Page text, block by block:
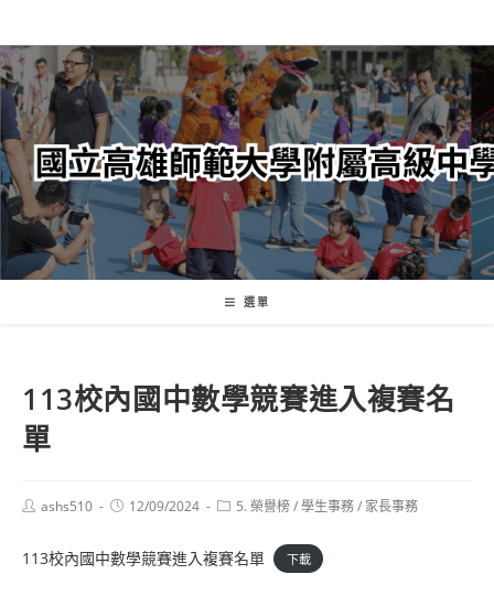
轉
至
主
內
容
選單
113校內國中數學競賽進入複賽名
單
Postashs510
Post12/09/2024
Post5. 榮譽榜/學生事務/ 家長事務
113校內國中數學競賽進入複賽名單 下載